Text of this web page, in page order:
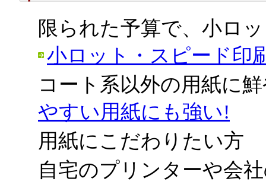
限られた予算で、小ロ
小ロット・スピード印
コート系以外の用紙に
やすい用紙にも強い!
用紙にこだわりたい方
自宅のプリンターや会